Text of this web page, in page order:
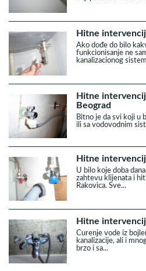
Hitne
Ako dođe do bilo
funkcionisanje ne
kanalizacionog
Hitne
Beograd
Bitno je da svi koji u
ili sa vodovodnim
Hitne
U bilo koje doba
zahtevu klijenata i
Rakovica. Sve...
Hitne
Curenje vode iz
kanalizacije, ali i
brzo i sa...